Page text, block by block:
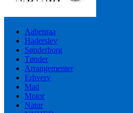
Aabenraa
Haderslev
Sønderborg
Tønder
Arrangementer
Erhverv
Mad
Motor
Natur